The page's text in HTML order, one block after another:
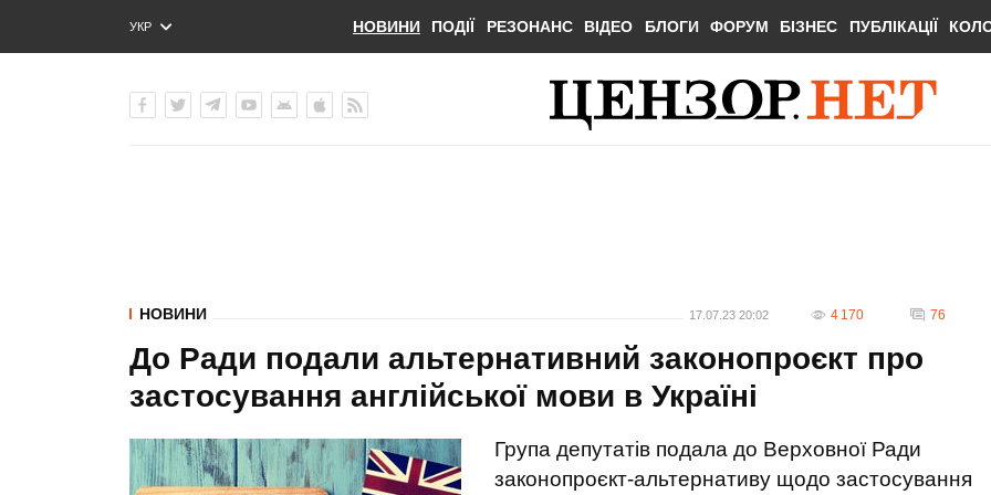
УКР
ENG
НОВИНИ ПОДІЇ РЕЗОНАНС ВІДЕО БЛОГИ ФОРУМ БІЗНЕС ПУБЛІКАЦІЇ
НОВИНИ 17.07.23 20:02 4 170 76
До Ради подали альтернативний законопроєкт про
застосування англійської мови в Україні
Група депутатів подала до Верховної Ради
законопроєкт-альтернативу щодо застосування